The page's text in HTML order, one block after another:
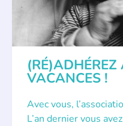
VACANCES !
Avec vous,
L’an dernier vous